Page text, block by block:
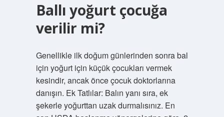
Ballı yoğurt çocuğa
verilir mi?
Genellikle ilk doğum günlerinden sonra bal
için yoğurt için küçük çocukları vermek
kesindir, ancak önce çocuk doktorlarına
danışın. Ek Tatlılar: Balın yanı sıra, ek
şekerle yoğurttan uzak durmalısınız. En